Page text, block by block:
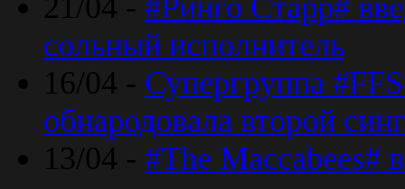
21/04 - #Ринго Старр#
сольный исполнитель
16/04 - Супергруппа
обнародовала второй
13/04 - #The Maccabees#